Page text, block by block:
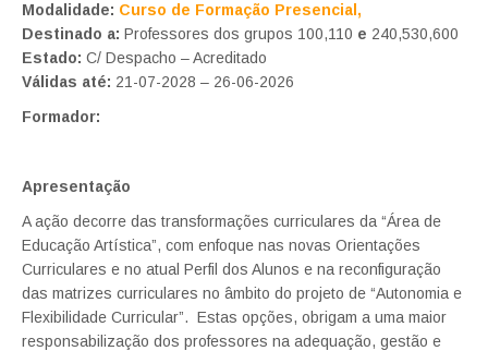
Modalidade: Curso de Formação Presencial,
Destinado a: Professores dos grupos 100,110 e 240,530,600
Estado: C/ Despacho – Acreditado
Válidas até: 21-07-2028 – 26-06-2026
Formador:
Apresentação
A ação decorre das transformações curriculares da “Área de
Educação Artística”, com enfoque nas novas Orientações
Curriculares e no atual Perfil dos Alunos e na reconfiguração
das matrizes curriculares no âmbito do projeto de “Autonomia e
Flexibilidade Curricular”. Estas opções, obrigam a uma maior
responsabilização dos professores na adequação, gestão e